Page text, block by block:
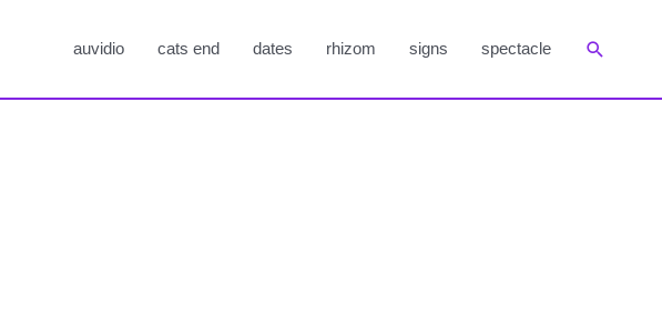
auvidio cats end dates rhizom signs spectacle Suchen